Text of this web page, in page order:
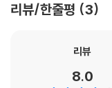
리뷰/한줄평 3
리뷰
8.0